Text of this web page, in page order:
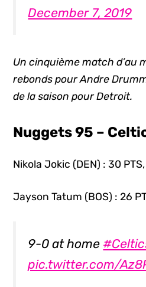
December 7, 2019
Un cinquième match d’au
rebonds pour Andre
de la saison pour Detroit.
Nuggets 95 –
Nikola Jokic (DEN) : 30
Jayson Tatum (BOS) : 26
9-0 at home
pic.twitter.com/